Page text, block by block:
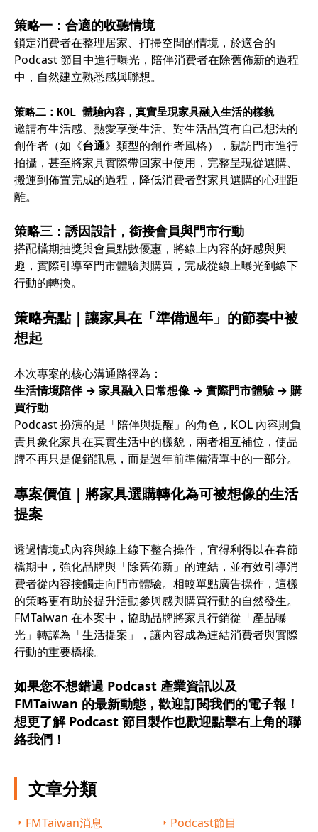
策略一：合適的收聽情境
鎖定消費者在整理居家、打掃空間的情境，於適合的
Podcast 節目中進行曝光，陪伴消費者在除舊佈新的過程
中，自然建立熟悉感與聯想。
策略二：KOL 體驗內容，真實呈現家具融入生活的樣貌
邀請有生活感、熱愛享受生活、對生活品質有自己想法的
創作者（如《台通》類型的創作者風格），親訪門市進行
拍攝，甚至將家具實際帶回家中使用，完整呈現從選購、
搬運到佈置完成的過程，降低消費者對家具選購的心理距
離。
策略三：誘因設計，銜接會員與門市行動
搭配檔期抽獎與會員點數優惠，將線上內容的好感與興
趣，實際引導至門市體驗與購買，完成從線上曝光到線下
行動的轉換。
策略亮點｜讓家具在「準備過年」的節奏中被
想起
本次專案的核心溝通路徑為：
生活情境陪伴 → 家具融入日常想像 → 實際門市體驗 → 購
買行動
Podcast 扮演的是「陪伴與提醒」的角色，KOL 內容則負
責具象化家具在真實生活中的樣貌，兩者相互補位，使品
牌不再只是促銷訊息，而是過年前準備清單中的一部分。
專案價值｜將家具選購轉化為可被想像的生活
提案
透過情境式內容與線上線下整合操作，宜得利得以在春節
檔期中，強化品牌與「除舊佈新」的連結，並有效引導消
費者從內容接觸走向門市體驗。相較單點廣告操作，這樣
的策略更有助於提升活動參與感與購買行動的自然發生。
FMTaiwan 在本案中，協助品牌將家具行銷從「產品曝
光」轉譯為「生活提案」，讓內容成為連結消費者與實際
行動的重要橋樑。
如果您不想錯過 Podcast 產業資訊以及
FMTaiwan 的最新動態，歡迎訂閱我們的電子報！
想更了解 Podcast 節目製作也歡迎點擊右上角的聯
絡我們！
文章分類
FMTaiwan消息 Podcast節目